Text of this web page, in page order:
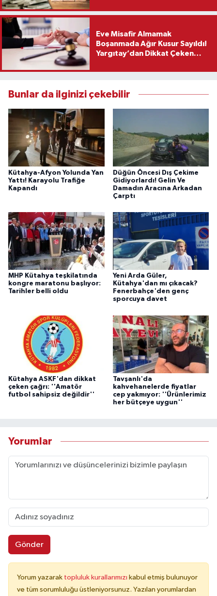
Eve Misafir Almamak
Boşanmada Ağır Kusur Sayıldı!
Yargıtay’dan Dikkat Çeken
Bunlar da ilginizi çekebilir
Kütahya-Afyon Yolunda Yan
Yattı! Karayolu Trafiğe
Kapandı
Düğün Öncesi Dış Çekime
Gidiyorlardı! Gelin Ve
Damadın Aracına Arkadan
Çarptı
MHP Kütahya teşkilatında
kongre maratonu başlıyor:
Tarihler belli oldu
Yeni Arda Güler,
Kütahya'dan mı çıkacak?
Fenerbahçe'den genç
sporcuya davet
Kütahya ASKF'dan dikkat
çeken çağrı: ''Amatör
futbol sahipsiz değildir''
Tavşanlı'da
kahvehanelerde fiyatlar
cep yakmıyor: ''Ürünlerimiz
her bütçeye uygun''
Yorumlar
Gönder
Yorum yazarak topluluk kurallarımızı kabul etmiş bulunuyor
ve tüm sorumluluğu üstleniyorsunuz. Yazılan yorumlardan